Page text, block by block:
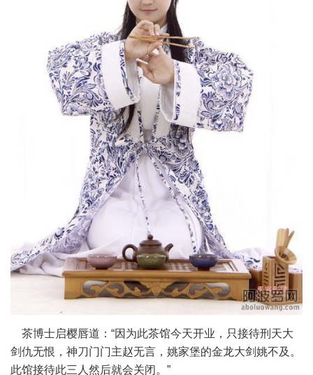
茶博士启樱唇道：“因为此茶馆今天开业，只接待刑天大
剑仇无恨，神刀门门主赵无言，姚家堡的金龙大剑姚不及。
此馆接待此三人然后就会关闭。”